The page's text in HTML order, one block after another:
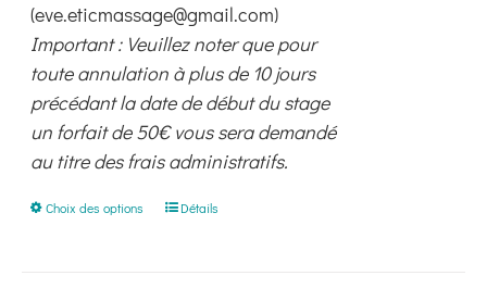
(eve.eticmassage@gmail.com)
Important : Veuillez noter que pour
toute annulation à plus de 10 jours
précédant la date de début du stage
un forfait de 50€ vous sera demandé
au titre des frais administratifs.
Choix des options
CeDétails